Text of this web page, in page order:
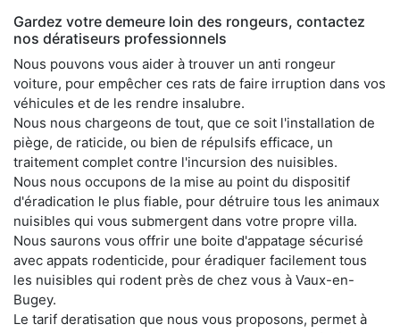
Gardez votre demeure loin des rongeurs, contactez
nos dératiseurs professionnels
Nous pouvons vous aider à trouver un anti rongeur
voiture, pour empêcher ces rats de faire irruption dans vos
véhicules et de les rendre insalubre.
Nous nous chargeons de tout, que ce soit l'installation de
piège, de raticide, ou bien de répulsifs efficace, un
traitement complet contre l'incursion des nuisibles.
Nous nous occupons de la mise au point du dispositif
d'éradication le plus fiable, pour détruire tous les animaux
nuisibles qui vous submergent dans votre propre villa.
Nous saurons vous offrir une boite d'appatage sécurisé
avec appats rodenticide, pour éradiquer facilement tous
les nuisibles qui rodent près de chez vous à Vaux-en-
Bugey.
Le tarif deratisation que nous vous proposons, permet à